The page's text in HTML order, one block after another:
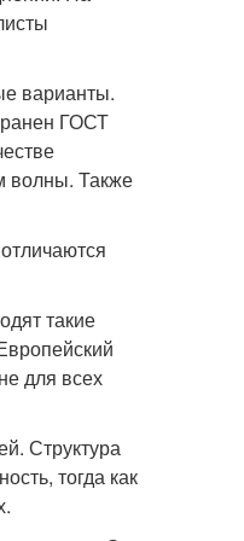
варианты.
ГОСТ
волны. Также
такие
для всех
Структура
тогда как